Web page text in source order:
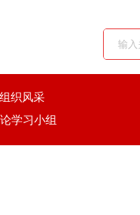
织风采
学习小组